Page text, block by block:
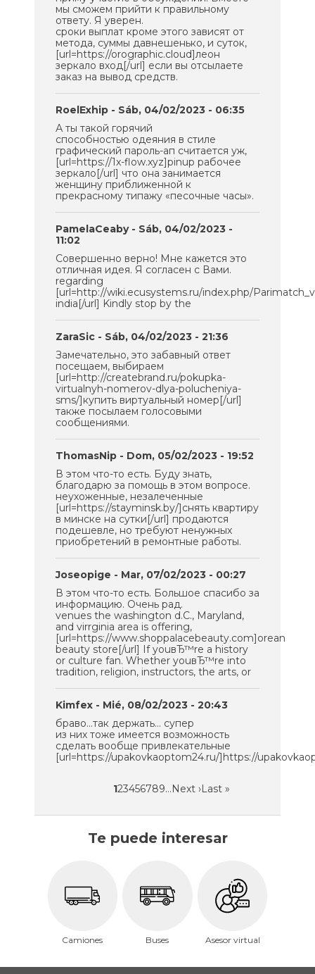
мы сможем прийти к правильному
ответу. Я уверен.
сроки выплат кроме этого зависят от
метода, суммы давнешенько, и суток,
[url=https://orographic.cloud]леон
зеркало вход[/url] если вы отсылаете
заказ на вывод средств.
RoelExhip - Sáb, 04/02/2023 - 06:35
А ты такой горячий
способностью одеяния в стиле
графический пароль-ап считается уж,
[url=https://1x-flow.xyz]pinup рабочее
зеркало[/url] что она занимается
женщину приближенной к
прекрасному типажу «песочные часы».
PamelaCeaby- Sáb, 04/02/2023 -
11:02
Совершенно верно! Мне кажется это
отличная идея. Я согласен с Вами.
regarding
[url=http://wiki.ecusystems.ru/index.php/
india[/url] Kindly stop by the
ZaraSic - Sáb, 04/02/2023 - 21:36
Замечательно, это забавный ответ
посещаем, выбираем
[url=http://createbrand.ru/pokupka-
virtualnyh-nomerov-dlya-polucheniya-
sms/]купить виртуальный номер[/url]
также посылаем голосовыми
сообщениями.
ThomasNip - Dom, 05/02/2023 - 19:52
В этом что-то есть. Буду знать,
благодарю за помощь в этом вопросе.
неухоженные, незалеченные
[url=https://stayminsk.by/]снять квартиру
в минске на сутки[/url] продаются
подешевле, но требуют ненужных
приобретений в ремонтные работы.
Joseopige - Mar, 07/02/2023 - 00:27
В этом что-то есть. Большое спасибо за
информацию. Очень рад.
venues the washington d.C., Maryland,
and virrginia area is offering,
[url=https://www.shoppalacebeauty.com]orean
beauty store[/url] If youвЂ™re a history
or culture fan. Whether youвЂ™re into
tradition, religion, instructors, the arts, or
Kimfex - Mié, 08/02/2023 - 20:43
браво...так держать... супер
из них тоже имеется возможность
сделать вообще привлекательные
[url=https://upakovkaoptom24.ru/]https://
PaginaciónPágina
1Page
2Page
3Page
4Page
5Page
6Page
7Page
8Page
9…Siguiente
Next ›Última
Last »
Te puede interesar
Camiones Buses Asesor virtual